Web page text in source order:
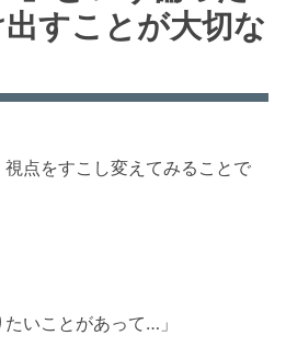
すことが大切な
点をすこし変えてみることで
いことがあって…」